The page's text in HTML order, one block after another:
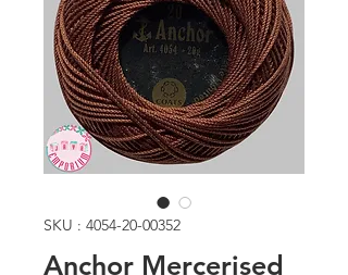
SKU : 4054-20-00352
Anchor Mercerised